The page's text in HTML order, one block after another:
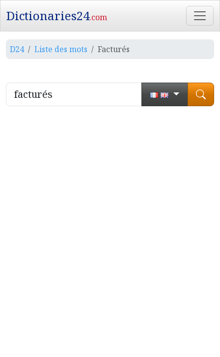
Dictionaries24.com
D24 Liste des mots Facturés